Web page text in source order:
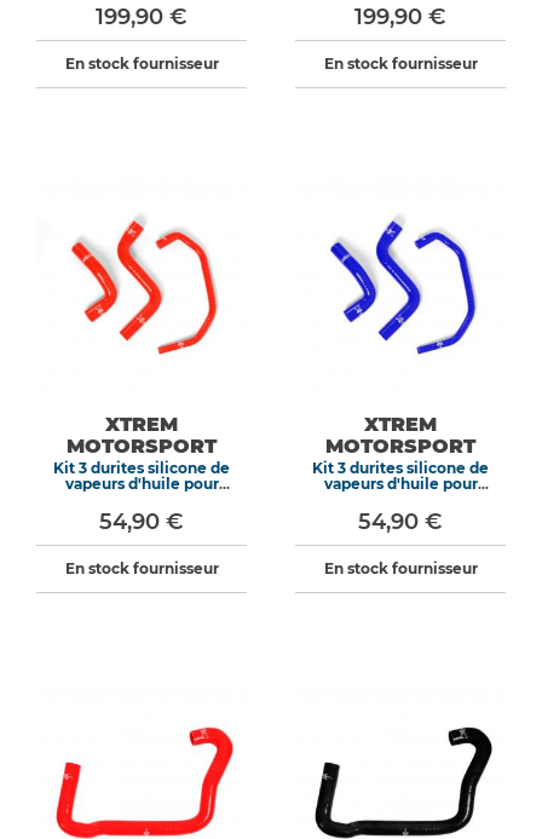
Rouge
199,90 €
En stock fournisseur
Bleu
199,90 €
En stock fournisseur
XTREM
MOTORSPORT
Kit 3 durites silicone de
vapeurs d'huile pour
Rouge
54,90 €
En stock fournisseur
XTREM
MOTORSPORT
Kit 3 durites silicone de
vapeurs d'huile pour
54,90 €
En stock fournisseur